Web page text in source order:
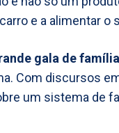
e a alimentar
gala de
Com discursos
um sistema de